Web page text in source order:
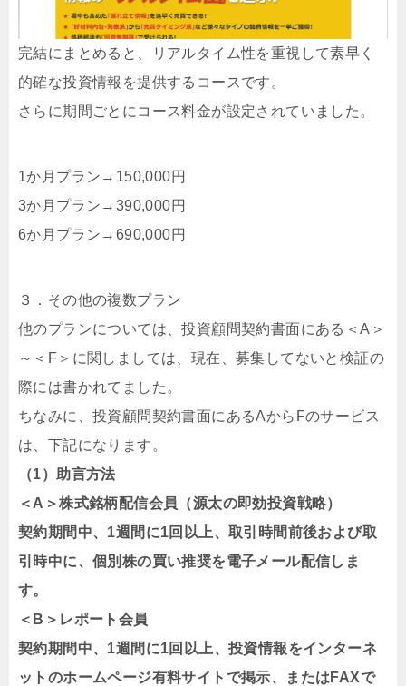
完結にまとめると、リアルタイム性を重視して素早く
的確な投資情報を提供するコースです。
さらに期間ごとにコース料金が設定されていました。
1か月プラン→150,000円
3か月プラン→390,000円
6か月プラン→690,000円
３．その他の複数プラン
他のプランについては、投資顧問契約書面にある＜A＞
～＜F＞に関しましては、現在、募集してないと検証の
際には書かれてました。
ちなみに、投資顧問契約書面にあるAからFのサービス
は、下記になります。
（1）助言方法
＜A＞株式銘柄配信会員（源太の即効投資戦略）
契約期間中、1週間に1回以上、取引時間前後および取
引時中に、個別株の買い推奨を電子メール配信しま
す。
＜B＞レポート会員
契約期間中、1週間に1回以上、投資情報をインターネ
ットのホームページ有料サイトで掲示、またはFAXで